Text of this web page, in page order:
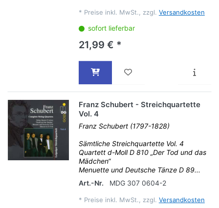
* Preise inkl. MwSt., zzgl. Versandkosten
sofort lieferbar
21,99 € *
Franz Schubert - Streichquartette
Vol. 4
Franz Schubert (1797-1828)
Sämtliche Streichquartette Vol. 4
Quartett d-Moll D 810 „Der Tod und das
Mädchen“
Menuette und Deutsche Tänze D 89...
Art.-Nr.
MDG 307 0604-2
* Preise inkl. MwSt., zzgl. Versandkosten